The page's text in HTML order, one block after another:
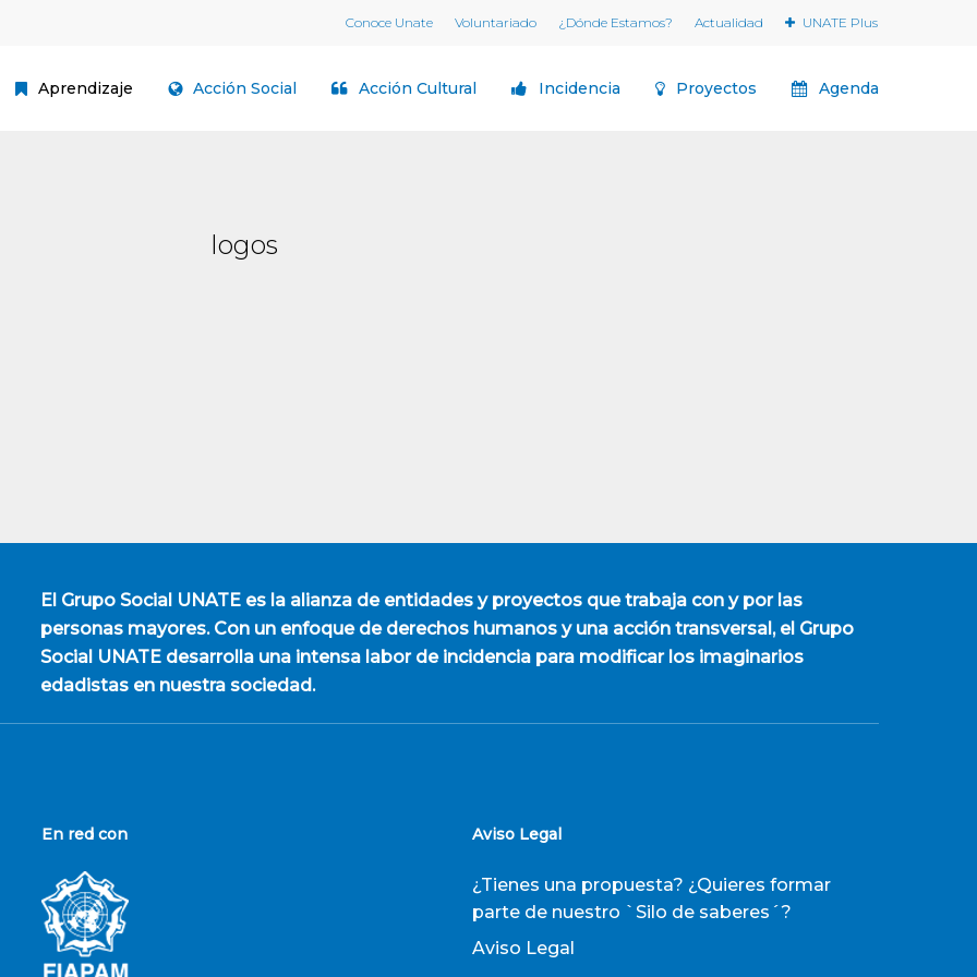
Conoce Unate Voluntariado ¿Dónde Estamos? Actualidad UNATE Plus
Aprendizaje Acción Social Acción Cultural Incidencia Proyectos Agenda
logos
El Grupo Social UNATEes la alianza de entidades y proyectos que trabaja con y por las
personas mayores. Con un enfoque de derechos humanos y una acción transversal, el Grupo
Social UNATE desarrolla una intensa labor de incidencia para modificar los imaginarios
edadistas en nuestra sociedad.
En red con Aviso Legal
¿Tienes una propuesta? ¿Quieres formar
parte de nuestro `Silo de saberes´?
Aviso Legal